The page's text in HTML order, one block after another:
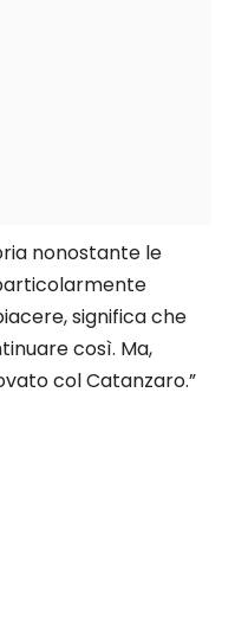
nonostante le
significa che
così. Ma,
col Catanzaro.”